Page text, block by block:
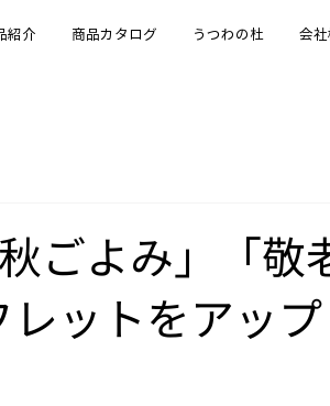
紹介 商品カタログ うつわの杜 会社
ごよみ」「敬
ットをアッ